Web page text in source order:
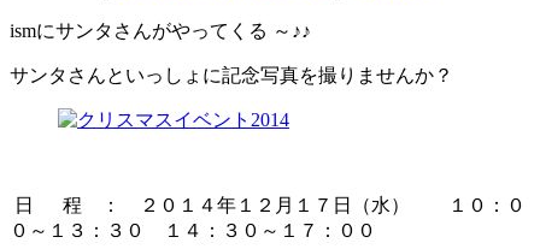
ismにサンタさんがやってくる ～♪♪
サンタさんといっしょに記念写真を撮りませんか？
日 程 ： ２０１４年１２月１７日（水） １０：０
０～１３：３０ １４：３０～１７：００